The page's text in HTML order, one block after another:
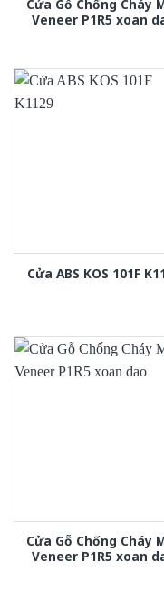
Cửa Gỗ Chống Cháy
Veneer P1R5 xoan
Cửa ABS KOS 101F
Cửa Gỗ Chống Cháy
Veneer P1R5 xoan